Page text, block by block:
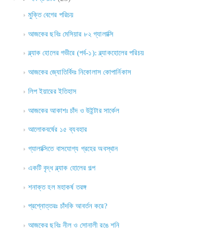
মুক্তি বেগের পরিচয়
আজকের ছবিঃ মেসিয়ার ৮২ গ্যালাক্সি
ব্ল্যাক হোলের গভীরে (পর্ব-১): ব্ল্যাকহোলের পরিচয়
আজকের জ্যোতির্বিদঃ নিকোলাস কোপার্নিকাস
লিপ ইয়ারের ইতিহাস
আজকের আকাশঃ চাঁদ ও উইন্টার সার্কেল
আলোকবর্ষের ১৫ ব্যবহার
গ্যালাক্সিতে বাসযোগ্য গ্রহের অবস্থান
একটি বৃদ্ধ ব্ল্যাক হোলের গল্প
শনাক্ত হল মহাকর্ষ তরঙ্গ
প্রশ্নোত্তরঃ চাঁদকি আবর্তন করে?
আজকের ছবিঃ নীল ও সোনালী রঙে শনি